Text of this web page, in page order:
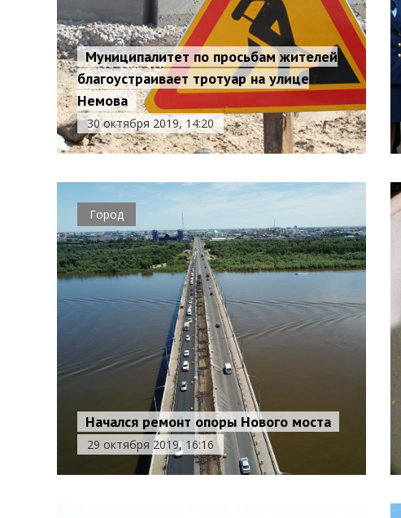
Муниципалитет по просьбам жителей
благоустраивает тротуар на улице
Немова
30 октября 2019, 14:20
Город
Начался ремонт опоры Нового моста
29 октября 2019, 16:16